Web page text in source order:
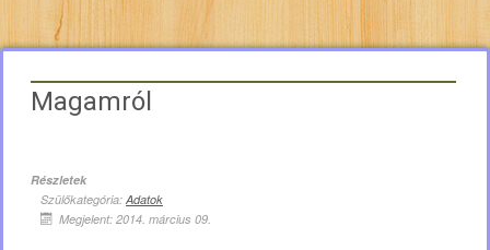
Magamról
Részletek
Szülőkategória: Adatok
Megjelent: 2014. március 09.